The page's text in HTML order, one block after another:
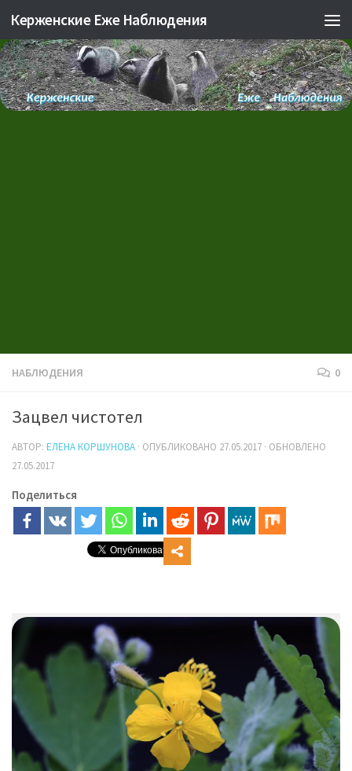
Skip to content
Керженские Еже Наблюдения
НАБЛЮДЕНИЯ 0
Зацвел чистотел
АВТОР: ЕЛЕНА КОРШУНОВА · ОПУБЛИКОВАНО 27.05.2017 · ОБНОВЛЕНО
27.05.2017
Поделиться